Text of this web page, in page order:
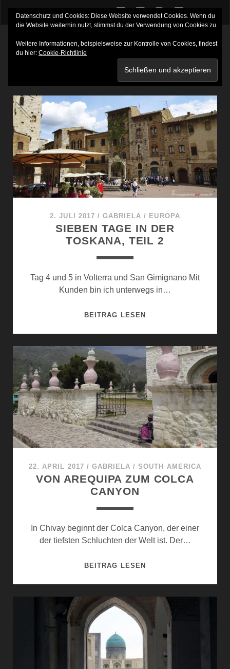
twitterfacebookinstagram
youtube
2. JULI 2017 / GABRIELA / EUROPA
SIEBEN TAGE IN DER
TOSKANA, TEIL 2
Tag 4 und 5 in Volterra und San Gimignano Mit
Kunden bin ich unterwegs in…
BEITRAG LESENSIEBEN
DER
TOSKANA,
TEIL
2
22. APRIL 2017 / GABRIELA /SOUTH AMERICA
VON AREQUIPA ZUM COLCA
CANYON
In Chivay beginnt der Colca Canyon, der einer
der tiefsten Schluchten der Welt ist. Der…
BEITRAG LESENVON
COLCA
CANYON
Datenschutz und Cookies: Diese Website verwendet Cookies. Wenn du
die Website weiterhin nutzt, stimmst du der Verwendung von Cookies zu.
Weitere Informationen, beispielsweise zur Kontrolle von Cookies, findest
du hier: Cookie-Richtlinie